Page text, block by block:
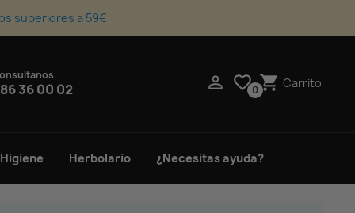
superiores a 59€
36 00 02  favorite_border0shopping_cart Carrito
Herbolario ¿Necesitas ayuda?